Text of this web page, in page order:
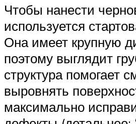
Чтобы нанести
используется
Она имеет крупную
поэтому выглядит
структура помогает
выровнять
максимально